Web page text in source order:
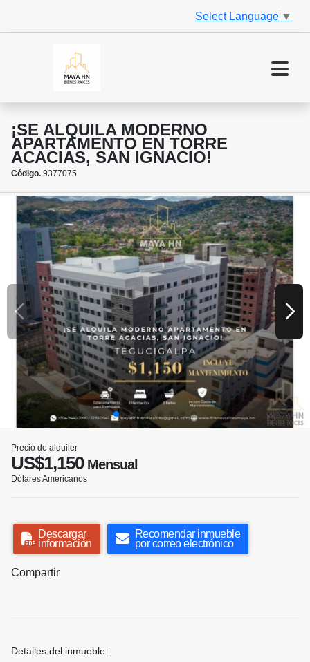
Select Language ▼
¡SE ALQUILA MODERNO
APARTAMENTO EN TORRE
ACACIAS, SAN IGNACIO!
Código. 9377075
Precio de alquiler
US$1,150Mensual
Dólares Americanos
Descargar
información
Recomendar inmueble
por correo electrónico
Compartir
Detalles del inmueble :